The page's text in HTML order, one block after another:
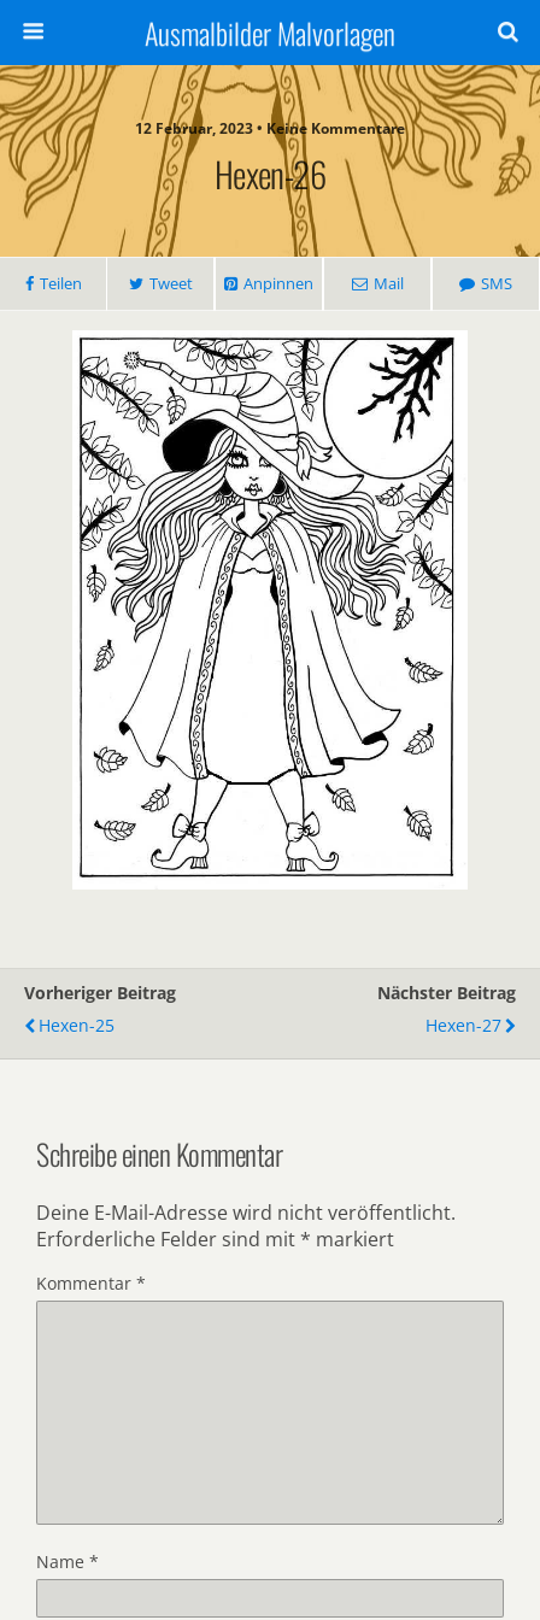
Ausmalbilder Malvorlagen
12 Februar, 2023 • Keine Kommentare
Hexen-26
Teilen Tweet Anpinnen Mail SMS
Vorheriger Beitrag
Hexen-25
Nächster Beitrag
Hexen-27
Schreibe einen Kommentar
Deine E-Mail-Adresse wird nicht veröffentlicht.
Erforderliche Felder sind mit * markiert
Kommentar *
Name *